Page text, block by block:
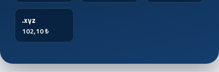
.xyz
102,10 ₺